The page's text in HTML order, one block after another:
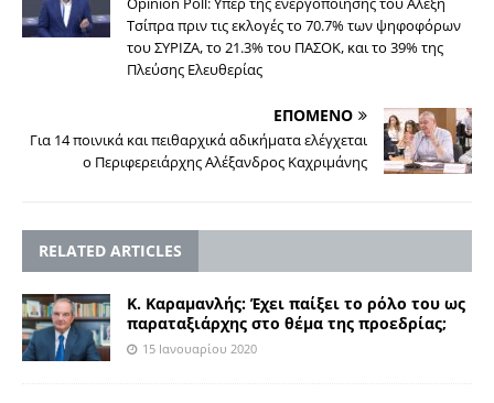
Τσίπρα πριν τις εκλογές το 70.7% των ψηφοφόρων
του ΣΥΡΙΖΑ, το 21.3% του ΠΑΣΟΚ, και το 39% της
Πλεύσης Ελευθερίας
ΕΠΟΜΕΝΟ
Για 14 ποινικά και πειθαρχικά αδικήματα ελέγχεται
ο Περιφερειάρχης Αλέξανδρος Καχριμάνης
RELATED ARTICLES
Κ. Καραμανλής: Έχει παίξει το ρόλο του ως
παραταξιάρχης στο θέμα της προεδρίας;
15 Ιανουαρίου 2020